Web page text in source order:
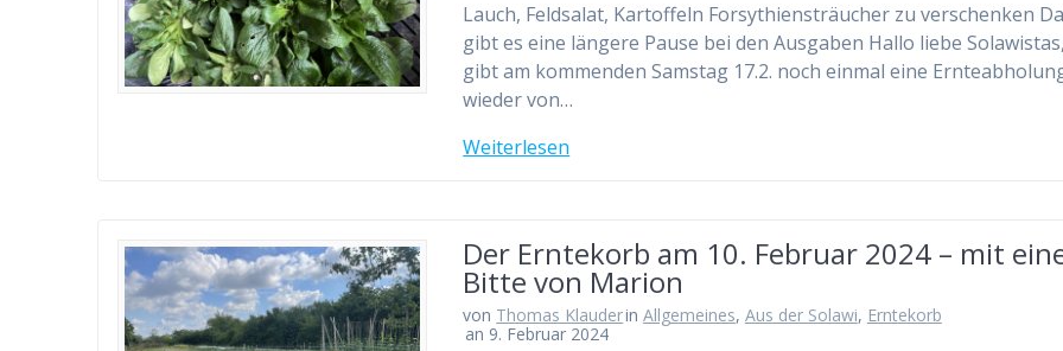
Lauch, Feldsalat, Kartoffeln Forsythiensträucher zu verschenken
gibt es eine längere Pause bei den Ausgaben Hallo liebe
gibt am kommenden Samstag 17.2. noch einmal eine
wieder von…
Weiterlesen
Der Erntekorb am 10. Februar 2024 – mit
Bitte von Marion
von Thomas Klauderin Allgemeines, Aus der Solawi, Erntekorb
an 9. Februar 2024